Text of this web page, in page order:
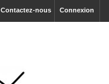
Connexion
Contactez-nous